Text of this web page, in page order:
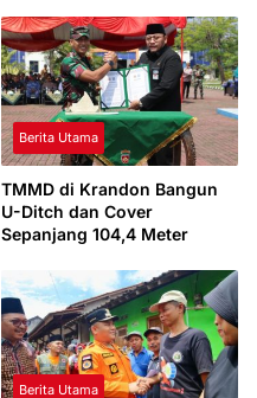
Berita Utama
TMMD di Krandon Bangun
U-Ditch dan Cover
Sepanjang 104,4 Meter
Berita Utama